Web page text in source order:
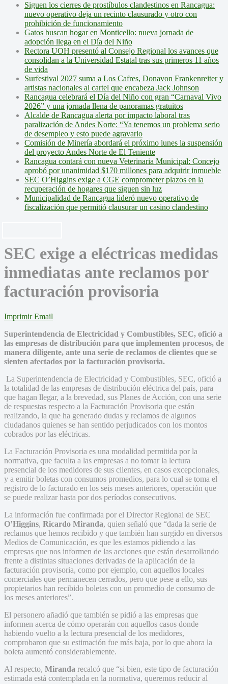
Siguen los cierres de prostíbulos clandestinos en Rancagua:
nuevo operativo deja un recinto clausurado y otro con
prohibición de funcionamiento
Gatos buscan hogar en Monticello: nueva jornada de
adopción llega en el Día del Niño
Rectora UOH presentó al Consejo Regional los avances que
consolidan a la Universidad Estatal tras sus primeros 11 años
de vida
Surfestival 2027 suma a Los Cafres, Donavon Frankenreiter y
artistas nacionales al cartel que encabeza Jack Johnson
Rancagua celebrará el Día del Niño con gran “Carnaval Vivo
2026” y una jornada llena de panoramas gratuitos
Alcalde de Rancagua alerta por impacto laboral tras
paralización de Andes Norte: “Ya tenemos un problema serio
de desempleo y esto puede agravarlo
Comisión de Minería abordará el próximo lunes la suspensión
del proyecto Andes Norte de El Teniente
Rancagua contará con nueva Veterinaria Municipal: Concejo
aprobó por unanimidad $170 millones para adquirir inmueble
SEC O’Higgins exige a CGE comprometer plazos en la
recuperación de hogares que siguen sin luz
Municipalidad de Rancagua lideró nuevo operativo de
fiscalización que permitió clausurar un casino clandestino
SEC exige a eléctricas medidas
inmediatas ante reclamos por
facturación provisoria
Imprimir Email
Superintendencia de Electricidad y Combustibles, SEC, ofició a
las empresas de distribución para que implementen procesos, de
manera diligente, ante una serie de reclamos de clientes que se
sienten afectados por la facturación provisoria.
La Superintendencia de Electricidad y Combustibles, SEC, ofició a
la totalidad de las empresas de distribución eléctrica del país, para
que hagan llegar, a la brevedad, sus Planes de Acción, con una serie
de respuestas respecto a la Facturación Provisoria que están
realizando, la que ha generado dudas y reclamos de algunos
ciudadanos quienes se han sentido perjudicados con los montos
cobrados por las eléctricas.
La Facturación Provisoria es una modalidad permitida por la
normativa, que faculta a las empresas a no tomar la lectura
presencial de los medidores de sus clientes, en casos excepcionales,
y a emitir boletas con consumos promedios, para lo cual se toma el
registro de lo facturado en los seis meses anteriores, operación que
se puede realizar hasta por dos períodos consecutivos.
La información fue confirmada por el Director Regional de SEC
O’Higgins, Ricardo Miranda, quien señaló que “dada la serie de
reclamos que hemos recibido y que también han surgido en diversos
Medios de Comunicación, es que les estamos pidiendo a las
empresas que nos informen de las acciones que están desarrollando
frente a distintas situaciones derivadas de la aplicación de la
facturación provisoria, como por ejemplo, con aquellos locales
comerciales que permanecen cerrados, pero que pese a ello, sus
propietarios han recibido boletas con un promedio de consumo de
los meses anteriores”.
El personero añadió que también se pidió a las empresas que
informen acerca de cómo operarán con aquellos casos donde
habiendo vuelto a la lectura presencial de los medidores,
comprobaron que su estimación fue más baja, por lo que ahora la
boleta aumentó considerablemente.
Al respecto, Miranda recalcó que “si bien, este tipo de facturación
estimada está contemplada en la normativa, queremos reducir al